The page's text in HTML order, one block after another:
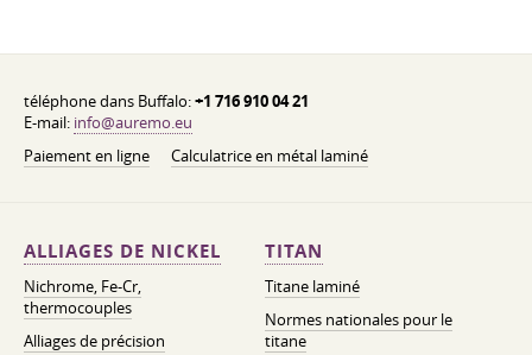
téléphone dans Buffalo:+1 716 910 04 21
E-mail: info@auremo.eu
Paiement en ligne
Calculatrice en métal laminé
ALLIAGES DE NICKEL
Nichrome, Fe-Cr,
thermocouples
Alliages de précision
TITAN
Titane laminé
Normes nationales pour le
titane